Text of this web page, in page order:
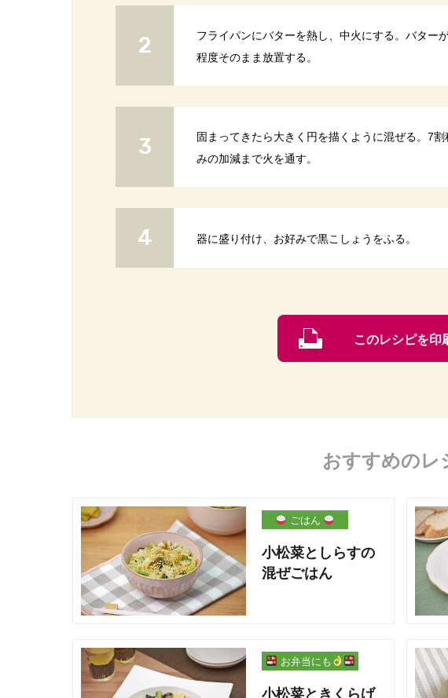
フライパンにバターを熱し、中火にする。バター
程度そのまま放置する。
固まってきたら大きく円を描くように混ぜる。7
みの加減まで火を通す。
器に盛り付け、お好みで黒こしょうをふる。
このレシピを印
おすすめのレ
ごはん
小松菜としらすの
混ぜごはん
お弁当にも
小松菜ときくらげ